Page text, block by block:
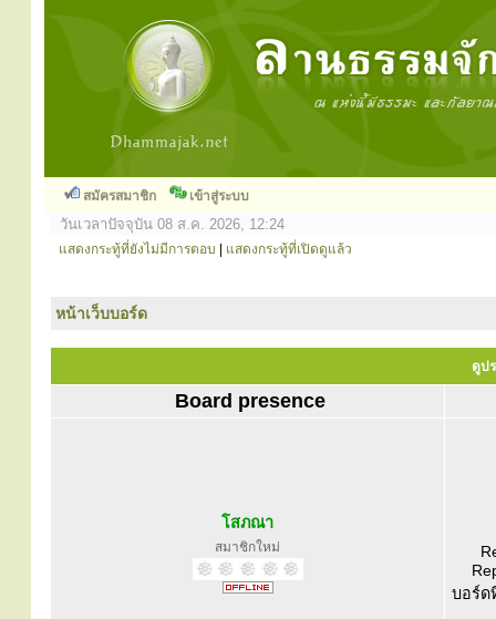
สมัครสมาชิก เข้าสู่ระบบ
วันเวลาปัจจุบัน 08 ส.ค. 2026, 12:24
แสดงกระทู้ที่ยังไม่มีการตอบ แสดงกระทู้ที่เปิดดูแล้ว
หน้าเว็บบอร์ด
ดูป
Board presence
โสภณา
สมาชิกใหม่
บอร์ด